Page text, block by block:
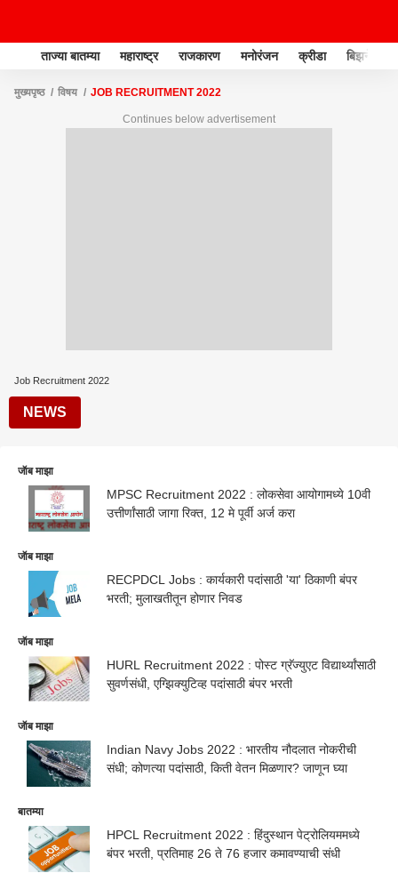
ताज्या बातम्या महाराष्ट्र राजकारण मनोरंजन क्रीडा बिझनेस
मुख्यपृष्ठ विषय JOB RECRUITMENT 2022
Continues below advertisement
Job Recruitment 2022
NEWS
जॅाब माझा
MPSC Recruitment 2022 : लोकसेवा आयोगामध्ये 10वी
उत्तीर्णांसाठी जागा रिक्त, 12 मे पूर्वी अर्ज करा
जॅाब माझा
​RECPDCL Jobs : कार्यकारी पदांसाठी 'या' ठिकाणी बंपर
भरती; मुलाखतीतून होणार निवड
जॅाब माझा
HURL Recruitment 2022 : पोस्ट ग्रॅज्युएट विद्यार्थ्यांसाठी
सुवर्णसंधी, एग्झिक्युटिव्ह पदांसाठी बंपर भरती
जॅाब माझा
​​Indian Navy Jobs 2022 : भारतीय नौदलात नोकरीची
संधी; कोणत्या पदांसाठी, किती वेतन मिळणार? जाणून घ्या
बातम्या
HPCL Recruitment 2022 : हिंदुस्थान पेट्रोलियममध्ये
बंपर भरती, प्रतिमाह 26 ते 76 हजार कमावण्याची संधी